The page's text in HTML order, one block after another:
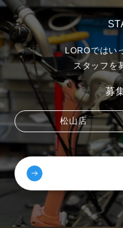
LOROではい
スタッフを
募
松山店